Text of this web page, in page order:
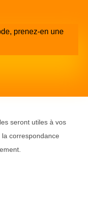
prenez-en une
seront utiles à vos
correspondance